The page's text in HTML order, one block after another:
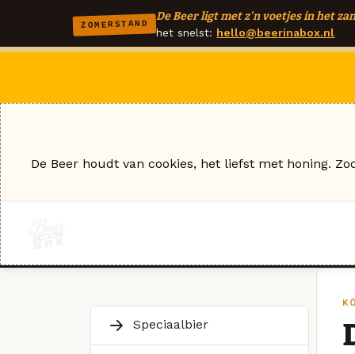
ZOMERSTAND
De Beer ligt met z'n voetjes in het
het snelst: hello@beerinabox.nl
Speciaalbier
De Beer houdt van cookies, het liefst met honing.